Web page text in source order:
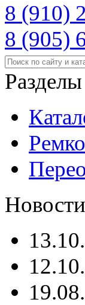
8 (910)
8 (905)
Разделы
Новости